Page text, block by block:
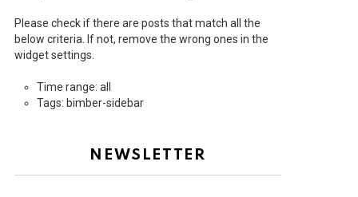
Please check if there are posts that match all the
below criteria. If not, remove the wrong ones in the
widget settings.
Time range: all
Tags: bimber-sidebar
NEWSLETTER